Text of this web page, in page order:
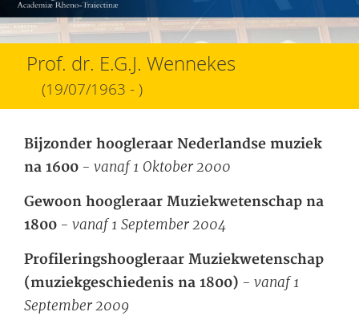
het
inhoud
Prof. dr. E.G.J. Wennekes
(19/07/1963 - )
Bijzonder hoogleraar Nederlandse muziek
na 1600 - vanaf 1 Oktober 2000
Gewoon hoogleraar Muziekwetenschap na
1800 - vanaf 1 September 2004
Profileringshoogleraar Muziekwetenschap
(muziekgeschiedenis na 1800) - vanaf 1
September 2009